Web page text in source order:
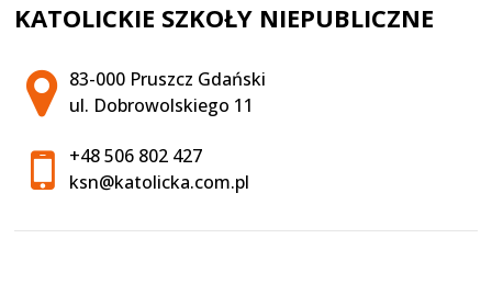
KATOLICKIE SZKOŁY NIEPUBLICZNE
Adres pocztowy:
83-000 Pruszcz Gdański
ul. Dobrowolskiego 11
+48 506 802 427
ksn@katolicka.com.pl